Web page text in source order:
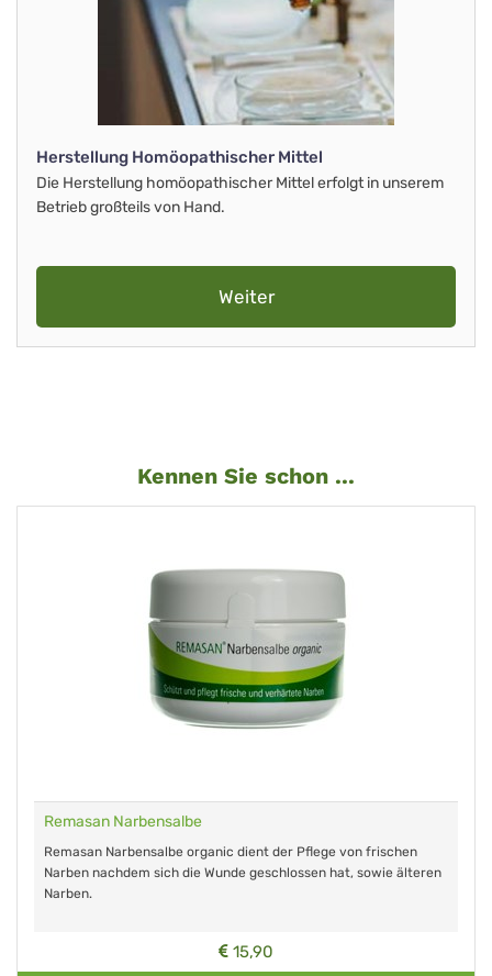
Herstellung Homöopathischer Mittel
Die Herstellung homöopathischer Mittel erfolgt in unserem
Betrieb großteils von Hand.
Weiter
Kennen Sie schon ...
Remasan Narbensalbe
Remasan Narbensalbe organic dient der Pflege von frischen
Narben nachdem sich die Wunde geschlossen hat, sowie älteren
Narben.
15,90